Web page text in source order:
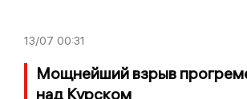
13/07 00:31
Мощнейший взрыв
над Курском